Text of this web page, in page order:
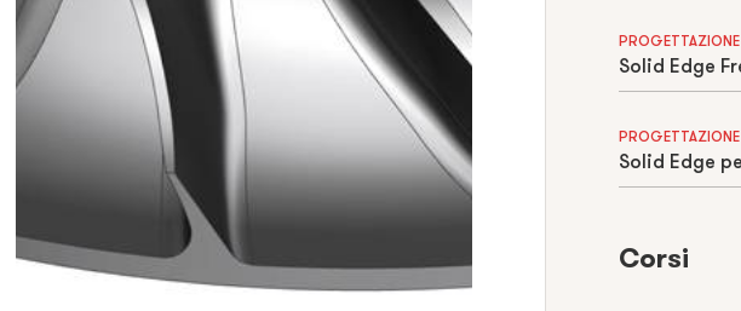
PROGETTAZIONE
PROGETTAZIONE
Corsi